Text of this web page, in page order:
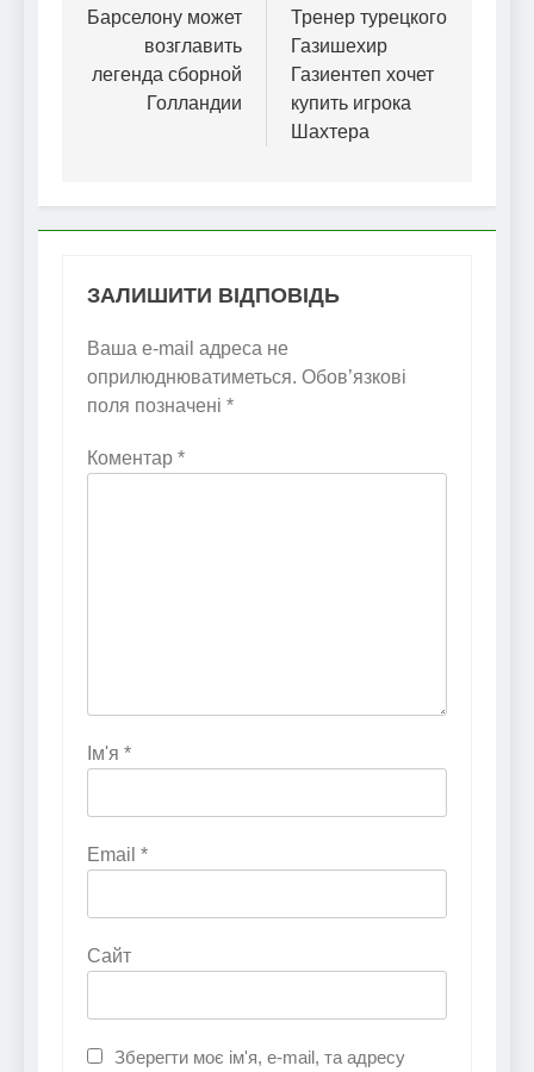
записів
Барселону может
возглавить
легенда сборной
Голландии
Тренер турецкого
Газишехир
Газиентеп хочет
купить игрока
Шахтера
ЗАЛИШИТИ ВІДПОВІДЬ
Ваша e-mail адреса не
оприлюднюватиметься. Обов’язкові
поля позначені *
Коментар *
Ім'я *
Email *
Сайт
Зберегти моє ім'я, e-mail, та адресу